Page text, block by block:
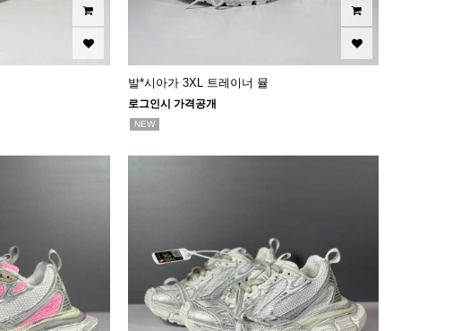
발*시아가 3XL 트레이너 뮬
로그인시 가격공개
NEW